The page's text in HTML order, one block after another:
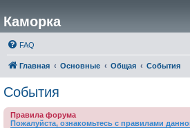
Каморка
FAQ
Главная Основные Общая События
События
Правила форума
Пожалуйста, ознакомьтесь с правилами